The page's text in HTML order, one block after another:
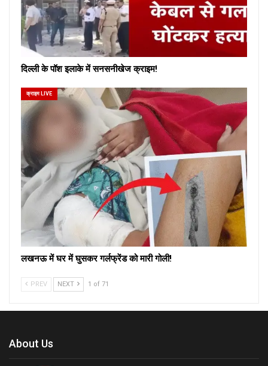
दिल्ली के पॉश इलाके में सनसनीखेज क्राइम!
क्राइम LIVE
लखनऊ में घर में घुसकर गर्लफ्रेंड को मारी गोली!
PREV NEXT 1 of 71
About Us